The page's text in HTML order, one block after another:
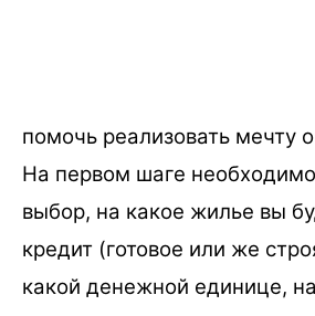
помочь реализовать мечту
На первом шаге
выбор, на какое жилье вы
кредит (готовое или же
какой денежной единице,